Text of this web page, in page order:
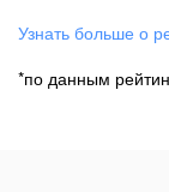
Узнать больше о
*по данным